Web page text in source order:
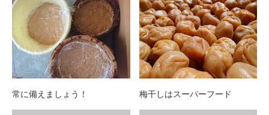
常に備えましょう！ 梅干しはスーパーフード